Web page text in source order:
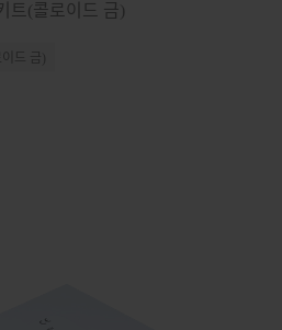
트(콜로이드 금)
드 금)